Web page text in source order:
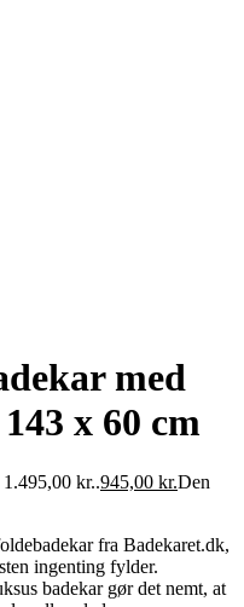
med
x 60 cm
kr..945,00 kr.Den
fra Badekaret.dk,
ingenting fylder.
badekar gør det nemt, at